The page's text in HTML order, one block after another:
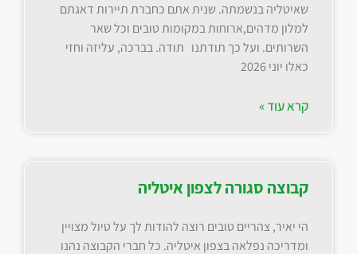
שאיטליה בנשמתה. שנית אתם כחברת תיירות דאגתם
למלון מדהים,ארוחות במקומות טובים וכל שאר
השרותים. ועל כך תודתנו תודה. בברכה, עליזה וחזי
כאלו יוני 2026
קרא עוד »
קבוצה סגורה לצפון איטליה
הי יאיר, צהריים טובים רוצה להודות לך על טיול מצויין
ומדריכה נפלאה בצפון איטליה. כל חברי הקבוצה נהנו